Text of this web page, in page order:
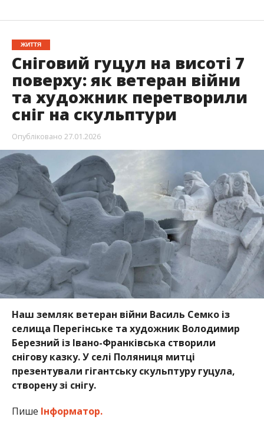
ЖИТТЯ
Сніговий гуцул на висоті 7
поверху: як ветеран війни
та художник перетворили
сніг на скульптури
Опубліковано 27.01.2026
Наш земляк ветеран війни Василь Семко із
селища Перегінське та художник Володимир
Березний із Івано-Франківська створили
снігову казку. У селі Поляниця митці
презентували гігантську скульптуру гуцула,
створену зі снігу.
Пише Інформатор.